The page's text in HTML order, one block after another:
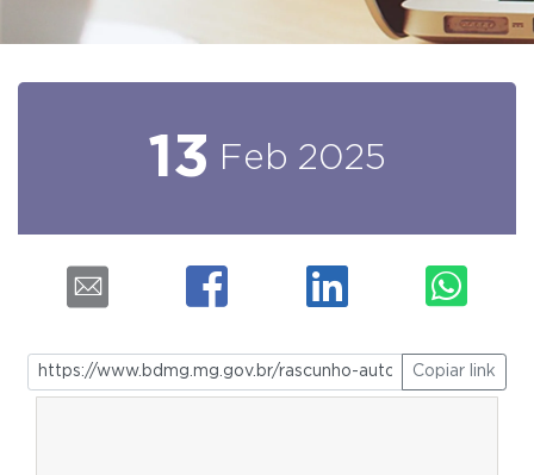
13 Feb 2025
Copiar link